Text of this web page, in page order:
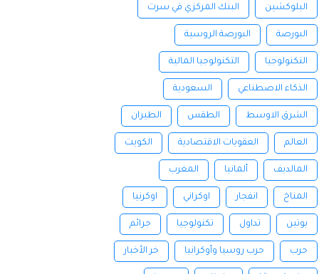
البلوكشين البنك المركزي في سرت
البورصة البورصة الروسية
التكنولوجيا التكنولوجيا المالية
الذكاء الاصطناعي السعودية
الشرق الاوسط الطقس الطيران
العالم العقوبات الاقتصادية الكويت
المالديف ألمانيا المغرب
المناخ انفجار اوكراني اوكرنيا
بوتين تداول تكنولوجيا جرائم
حرب حرب روسيا وأوكرانيا خر الأخبار